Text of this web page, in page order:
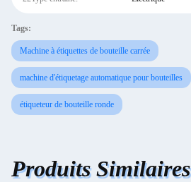
Tags:
Machine à étiquettes de bouteille carrée
machine d'étiquetage automatique pour bouteilles
étiqueteur de bouteille ronde
Produits Similaires